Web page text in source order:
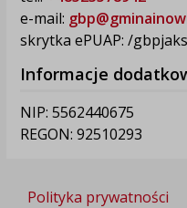
e-mail:
skrytka ePUAP: /
Informacje
NIP: 5562440675
REGON: 92510293
Polityka prywatności